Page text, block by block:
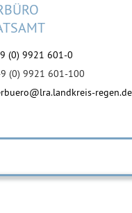
(0) 9921 601-0
(0) 9921 601-100
regen.de